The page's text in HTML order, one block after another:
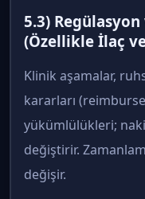
5.3)
(Özellikle İlaç
Klinik aşamalar,
kararları
yükümlülükleri; nakit
değiştirir.
değişir.